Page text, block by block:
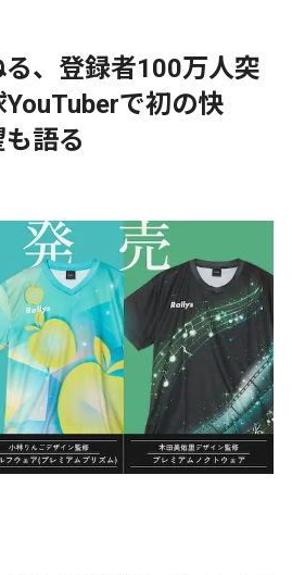
、登録者100万人突
で初の快
語る